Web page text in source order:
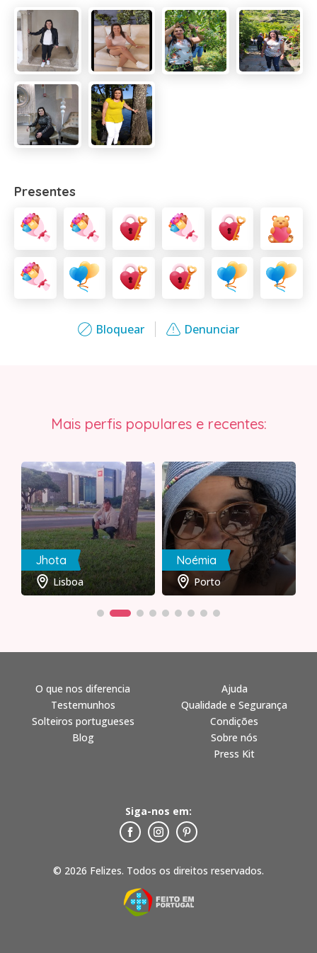
Bloquear Denunciar
Presentes
Mais perfis populares e recentes:
Jhota
Lisboa
Noémia
Porto
© 2026 Felizes. Todos os direitos reservados.
O que nos diferencia
Testemunhos
Solteiros portugueses
Blog
Ajuda
Qualidade e Segurança
Condições
Sobre nós
Press Kit
Siga-nos em: